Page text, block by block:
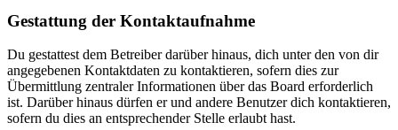
Gestattung der Kontaktaufnahme
Du gestattest dem Betreiber darüber hinaus, dich unter den von dir
angegebenen Kontaktdaten zu kontaktieren, sofern dies zur
Übermittlung zentraler Informationen über das Board erforderlich
ist. Darüber hinaus dürfen er und andere Benutzer dich kontaktieren,
sofern du dies an entsprechender Stelle erlaubt hast.